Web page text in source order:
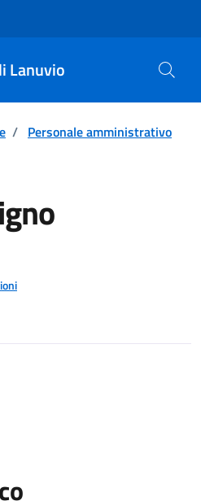
Lanuvio
/ Personale amministrativo